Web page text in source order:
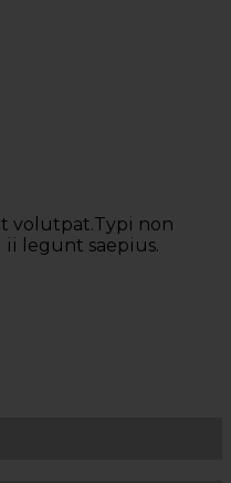
volutpat.Typi non
legunt saepius.